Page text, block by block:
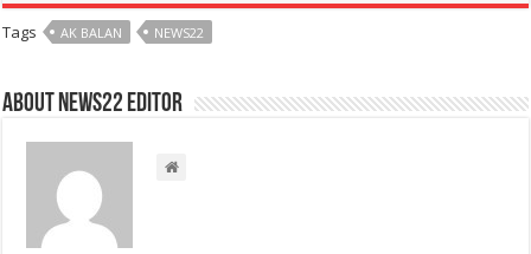
Tags AK BALAN NEWS22
About NEWS22 EDITOR